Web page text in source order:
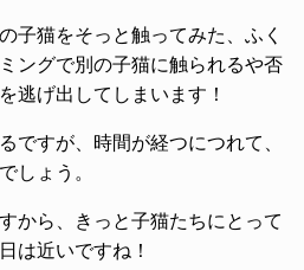
子猫をそっと触ってみた、ふく
ングで別の子猫に触られるや否
逃げ出してしまいます！
ですが、時間が経つにつれて、
しょう。
から、きっと子猫たちにとって
は近いですね！